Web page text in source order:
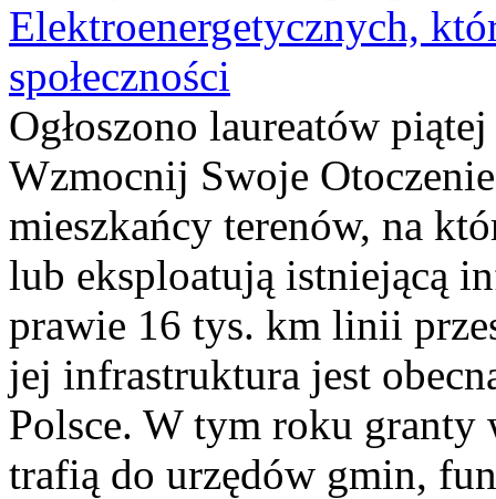
Elektroenergetycznych,
społeczności
Ogłoszono laureatów
Wzmocnij Swoje
mieszkańcy terenów, na
lub eksploatują istniejącą
prawie 16 tys. km linii
jej infrastruktura jest
Polsce. W tym roku granty
trafią do urzędów gmin,